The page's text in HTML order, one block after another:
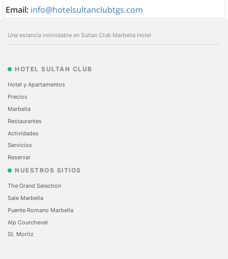
Email: info@hotelsultanclubtgs.com
Una estancía inolvidable en Sultan Club Marbella Hotel
HOTEL SULTAN CLUB
Hotel y Apartamentos
Precios
Marbella
Restaurantes
Actividades
Servicios
Reservar
NUESTROS SITIOS
The Grand Selection
Sale Marbella
Puente Romano Marbella
Alp Courchevel
St. Moritz